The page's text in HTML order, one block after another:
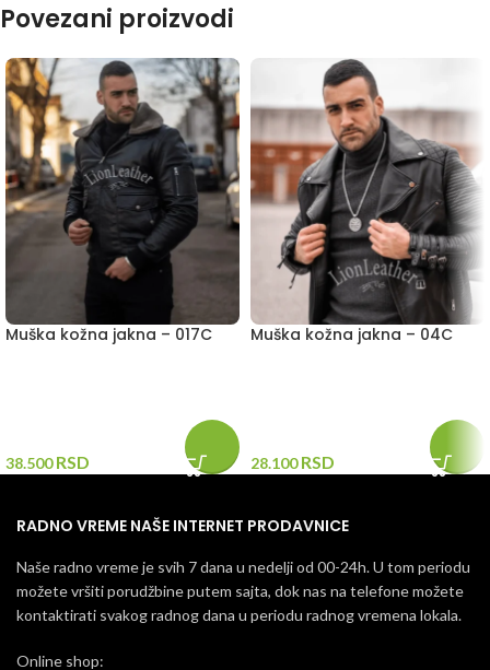
Povezani proizvodi
Muška kožna jakna – 017C
38.500RSD
Muška kožna jakna – 04C
28.100RSD
RADNO VREME NAŠE INTERNET PRODAVNICE
Naše radno vreme je svih 7 dana u nedelji od 00-24h. U tom periodu
možete vršiti porudžbine putem sajta, dok nas na telefone možete
kontaktirati svakog radnog dana u periodu radnog vremena lokala.
Online shop: